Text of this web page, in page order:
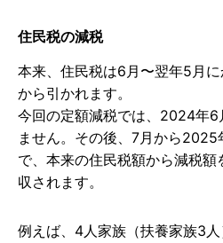
住民税の減税
本来、住民税は6月〜翌年5月
から引かれます。
今回の定額減税では、2024年
ません。その後、7月から2025
で、本来の住民税額から減税額
収されます。
例えば、4人家族（扶養家族3